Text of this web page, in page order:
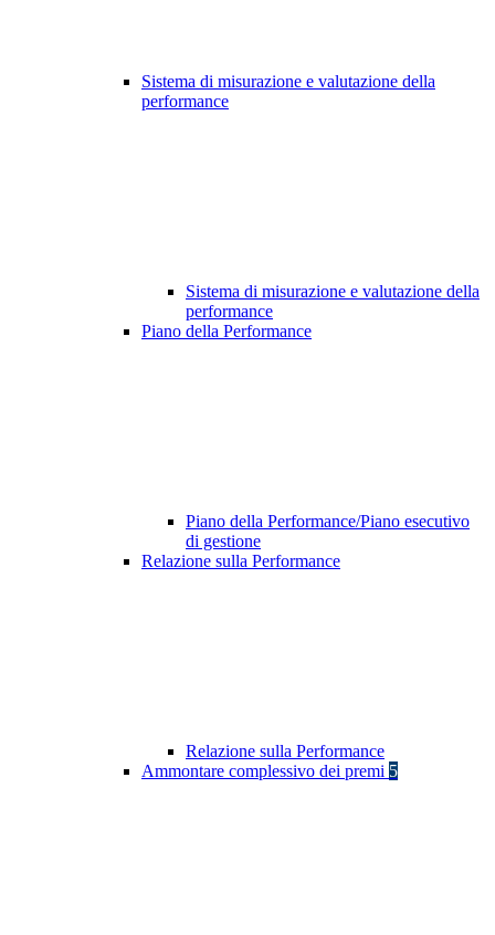
Sistema di misurazione e valutazione della
performance
Sistema di misurazione e valutazione della
performance
Piano della Performance
Piano della Performance/Piano esecutivo
di gestione
Relazione sulla Performance
Relazione sulla Performance
Ammontare complessivo dei premi 5